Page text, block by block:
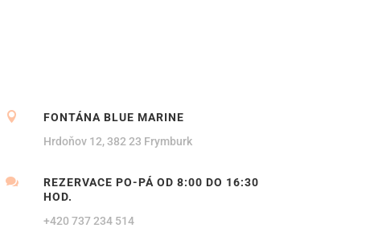

FONTÁNA BLUE MARINE
Hrdoňov 12, 382 23 Frymburk

REZERVACE PO-PÁ OD 8:00 DO 16:30
HOD.
+420 737 234 514